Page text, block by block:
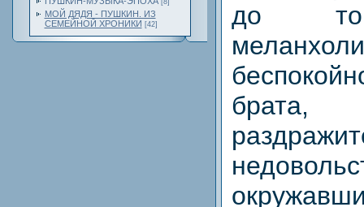
[8]
МОЙ ДЯДЯ - ПУШКИН. ИЗ
СЕМЕЙНОЙ ХРОНИКИ [42]
до